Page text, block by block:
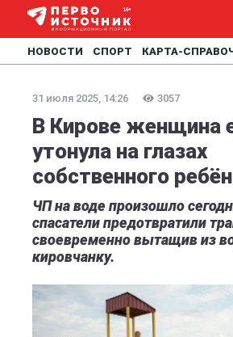
НОВОСТИ СПОРТ КАРТА-
31 июля 2025, 14:26 3057
В Кирове женщина
утонула на глазах
собственного
ЧП на воде произошло
спасатели предотвратили
своевременно вытащив из
кировчанку.